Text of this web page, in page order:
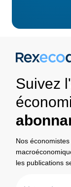
Suivez
Nos
les publications